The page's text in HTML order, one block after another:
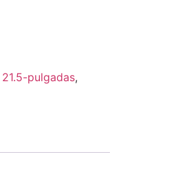
21.5-pulgadas,